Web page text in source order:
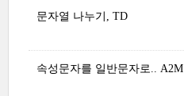
문자열 나누기, TD
속성문자를 일반문자로.. A2M